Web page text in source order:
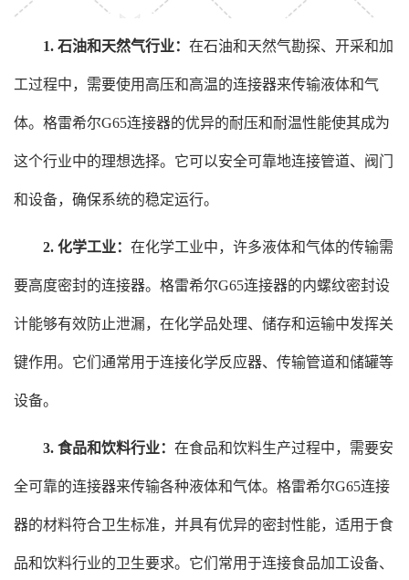
1. 石油和天然气行业： 在石油和天然气勘探、开采和加
工过程中，需要使用高压和高温的连接器来传输液体和气
体。格雷希尔G65连接器的优异的耐压和耐温性能使其成为
这个行业中的理想选择。它可以安全可靠地连接管道、阀门
和设备，确保系统的稳定运行。
2. 化学工业： 在化学工业中，许多液体和气体的传输需
要高度密封的连接器。格雷希尔G65连接器的内螺纹密封设
计能够有效防止泄漏，在化学品处理、储存和运输中发挥关
键作用。它们通常用于连接化学反应器、传输管道和储罐等
设备。
3. 食品和饮料行业： 在食品和饮料生产过程中，需要安
全可靠的连接器来传输各种液体和气体。格雷希尔G65连接
器的材料符合卫生标准，并具有优异的密封性能，适用于食
品和饮料行业的卫生要求。它们常用于连接食品加工设备、